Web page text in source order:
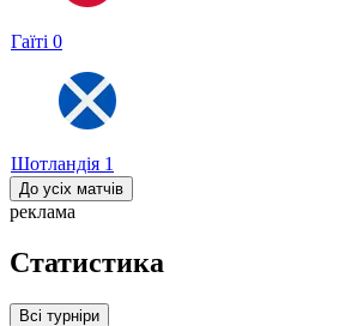
Гаїті 0
Шотландія 1
До усіх матчів
реклама
Статистика
Всі турніри